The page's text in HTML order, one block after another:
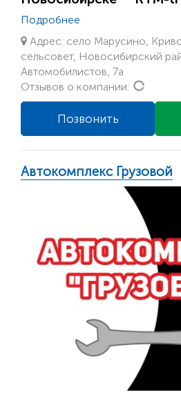
Подробнее
Адрес: село Марусино,
сельсовет, Новосибирский
Автомобилистов, 7а
Отзывов о компании:
Позвонить
Автокомплекс Грузовой